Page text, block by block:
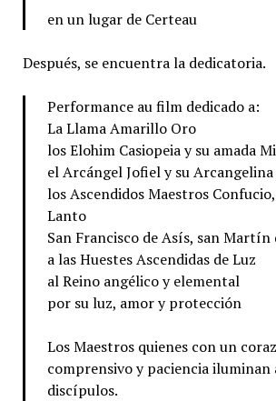
en un lugar de Certeau
Después, se encuentra la dedicatoria.
Performance au film dedicado a:
La Llama Amarillo Oro
los Elohim Casiopeia y su amada
el Arcángel Jofiel y su
los Ascendidos Maestros
Lanto
San Francisco de Asís, san Martín
a las Huestes Ascendidas de Luz
al Reino angélico y elemental
por su luz, amor y protección
Los Maestros quienes con un
comprensivo y paciencia iluminan
discípulos.